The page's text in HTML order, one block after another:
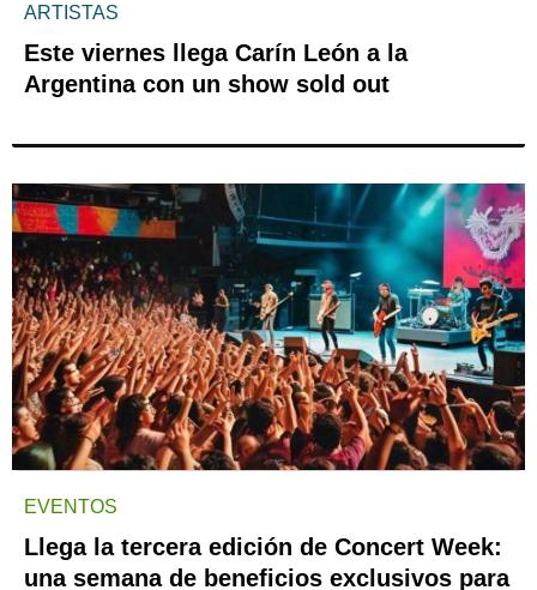
ARTISTAS
Este viernes llega Carín León a la
Argentina con un show sold out
EVENTOS
Llega la tercera edición de Concert Week:
una semana de beneficios exclusivos para